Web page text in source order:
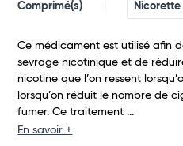
Comprimé(s) Nicorette
Ce médicament est utilisé afin
sevrage nicotinique et de
nicotine que l’on ressent
lorsqu’on réduit le nombre de
fumer. Ce traitement ...
En savoir +